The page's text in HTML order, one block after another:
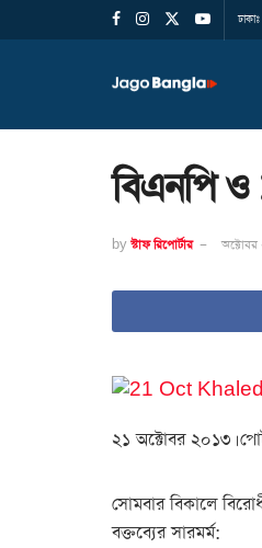
বিএনপি ও
by স্টাফ রিপোর্টার
২১ অক্টোবর ২০১৩।
সোমবার বিকালে
বক্তব্যের সারমর্ম: